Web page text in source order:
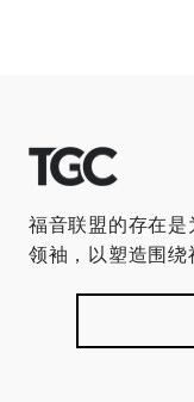
福音联盟的存在
领袖，以塑造围绕